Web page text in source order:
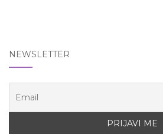
NEWSLETTER